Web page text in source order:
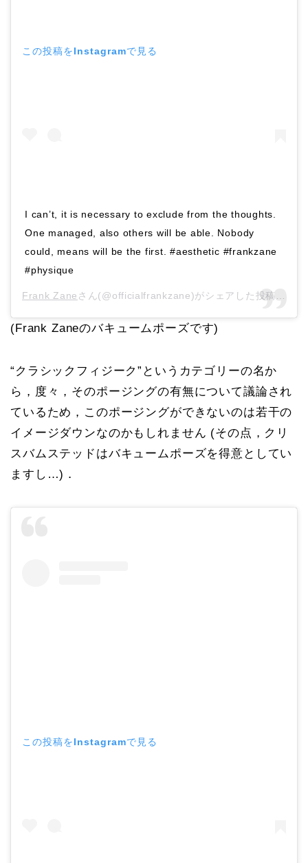
この投稿をInstagramで見る
I can’t, it is necessary to exclude from the thoughts.
One managed, also others will be able. Nobody
could, means will be the first. #aesthetic #frankzane
#physique
Frank Zane さん(@officialfrankzane)がシェアした投稿 –
(Frank Zaneのバキュームポーズです)
“クラシックフィジーク”というカテゴリーの名か
ら，度々，そのポージングの有無について議論され
ているため，このポージングができないのは若干の
イメージダウンなのかもしれません (その点，クリ
スバムステッドはバキュームポーズを得意としてい
ますし…)．
この投稿をInstagramで見る